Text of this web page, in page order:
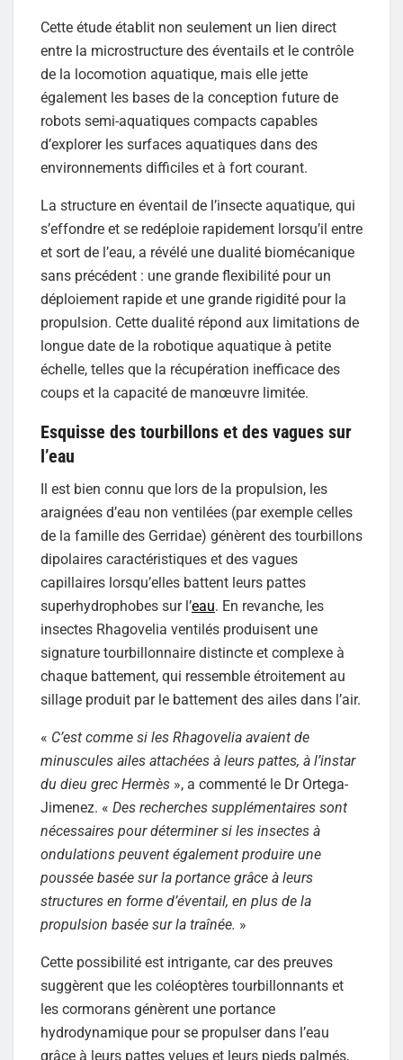
Cette étude établit non seulement un lien direct
entre la microstructure des éventails et le contrôle
de la locomotion aquatique, mais elle jette
également les bases de la conception future de
robots semi-aquatiques compacts capables
d’explorer les surfaces aquatiques dans des
environnements difficiles et à fort courant.
La structure en éventail de l’insecte aquatique, qui
s’effondre et se redéploie rapidement lorsqu’il entre
et sort de l’eau, a révélé une dualité biomécanique
sans précédent : une grande flexibilité pour un
déploiement rapide et une grande rigidité pour la
propulsion. Cette dualité répond aux limitations de
longue date de la robotique aquatique à petite
échelle, telles que la récupération inefficace des
coups et la capacité de manœuvre limitée.
Esquisse des tourbillons et des vagues sur
l’eau
Il est bien connu que lors de la propulsion, les
araignées d’eau non ventilées (par exemple celles
de la famille des Gerridae) génèrent des tourbillons
dipolaires caractéristiques et des vagues
capillaires lorsqu’elles battent leurs pattes
superhydrophobes sur l’eau. En revanche, les
insectes Rhagovelia ventilés produisent une
signature tourbillonnaire distincte et complexe à
chaque battement, qui ressemble étroitement au
sillage produit par le battement des ailes dans l’air.
« C’est comme si les Rhagovelia avaient de
minuscules ailes attachées à leurs pattes, à l’instar
du dieu grec Hermès », a commenté le Dr Ortega-
Jimenez. « Des recherches supplémentaires sont
nécessaires pour déterminer si les insectes à
ondulations peuvent également produire une
poussée basée sur la portance grâce à leurs
structures en forme d’éventail, en plus de la
propulsion basée sur la traînée. »
Cette possibilité est intrigante, car des preuves
suggèrent que les coléoptères tourbillonnants et
les cormorans génèrent une portance
hydrodynamique pour se propulser dans l’eau
grâce à leurs pattes velues et leurs pieds palmés,